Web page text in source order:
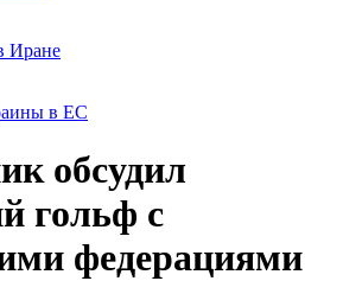
Иране
в ЕС
обсудил
гольф с
федерациями